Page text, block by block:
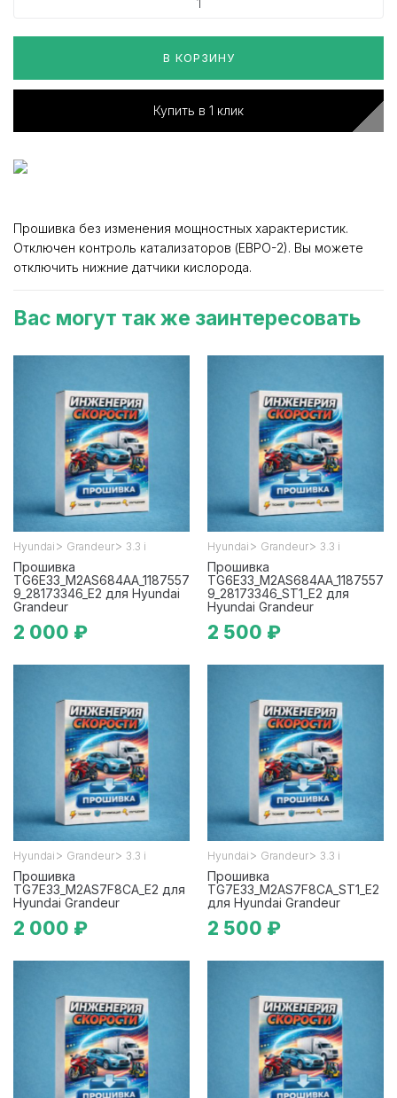
В КОРЗИНУ
Купить в 1 клик
Прошивка без изменения мощностных характеристик.
Отключен контроль катализаторов (ЕВРО-2). Вы можете
отключить нижние датчики кислорода.
Вас могут так же заинтересовать
Hyundai > Grandeur> 3.3 i
Прошивка
TG6E33_M2AS684AA_1187557
9_28173346_E2 для Hyundai
Grandeur
2 000 ₽
Hyundai > Grandeur> 3.3 i
Прошивка
TG6E33_M2AS684AA_1187557
9_28173346_ST1_E2 для
Hyundai Grandeur
2 500 ₽
Hyundai > Grandeur> 3.3 i
Прошивка
TG7E33_M2AS7F8CA_E2 для
Hyundai Grandeur
2 000 ₽
Hyundai > Grandeur> 3.3 i
Прошивка
TG7E33_M2AS7F8CA_ST1_E2
для Hyundai Grandeur
2 500 ₽